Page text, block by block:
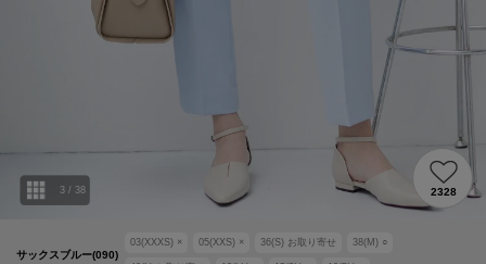
サックスブルー(090)
03(XXXS) × 05(XXS) × 36(S) お取り寄せ 38(M) ○
3 / 38 2328